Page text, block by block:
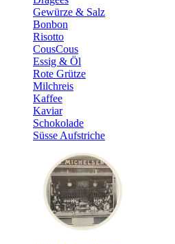
Gewürze & Salz
Bonbon
Risotto
CousCous
Essig & Öl
Rote Grütze
Milchreis
Kaffee
Kaviar
Schokolade
Süsse Aufstriche